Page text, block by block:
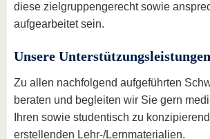
diese zielgruppengerecht sowie
aufgearbeitet sein.
Unsere
Zu allen nachfolgend aufgeführten
beraten und begleiten wir Sie gern
Ihren sowie studentisch zu
erstellenden Lehr-/Lernmaterialien.